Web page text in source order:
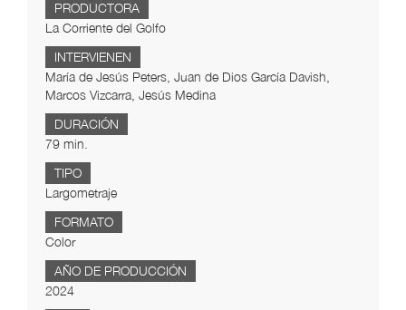
PRODUCTORA
La Corriente del Golfo
INTERVIENEN
María de Jesús Peters, Juan de Dios García Davish,
Marcos Vizcarra, Jesús Medina
DURACIÓN
79 min.
TIPO
Largometraje
FORMATO
Color
AÑO DE PRODUCCIÓN
2024